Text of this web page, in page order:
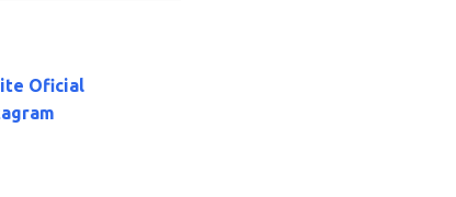
Oficial